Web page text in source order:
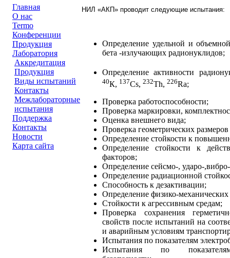
Главная
О нас
Termo
Конференции
Продукция
Лаборатория
Аккредитация
Продукция
Виды испытаний
Контакты
Межлабораторные
испытания
Поддержка
Контакты
Новости
Карта сайта
НИЛ «АКП» проводит следующие испытания:
Определение удельной и
бета -излучающих радионуклидов;
Определение активности
40К, 137Cs, 232Th, 226Rа;
Проверка работоспособности;
Проверка маркировки,
Оценка внешнего вида;
Проверка геометрических
Определение стойкости к
Определение стойкости к
факторов;
Определение сейсмо-, ударо-
Определение радиационной
Способность к дезактивации;
Определение физико-механических
Стойкости к агрессивным средам;
Проверка сохранения
свойств после испытаний на
и аварийным условиям
Испытания по показателям
Испытания по